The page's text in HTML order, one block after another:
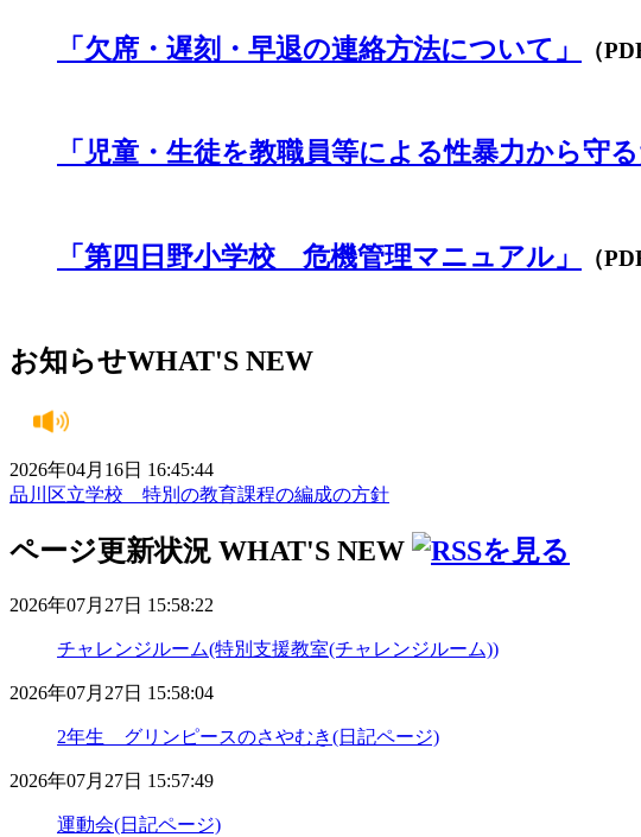
「欠席・遅刻・早退の連絡方法について」 （
「児童・生徒を教職員等による性暴力から守
「第四日野小学校 危機管理マニュアル」 （
お知らせWHAT'S NEW
2026年04月16日 16:45:44
品川区立学校 特別の教育課程の編成の方針
ページ更新状況 WHAT'S NEW
2026年07月27日 15:58:22
チャレンジルーム(特別支援教室(チャレンジルーム))
2026年07月27日 15:58:04
2年生 グリンピースのさやむき(日記ページ)
2026年07月27日 15:57:49
運動会(日記ページ)